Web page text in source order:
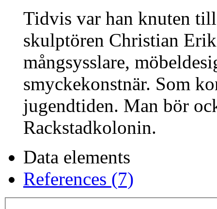
Tidvis var han knuten
skulptören Christian
mångsysslare,
smyckekonstnär. Som
jugendtiden. Man bör
Rackstadkolonin.
Data elements
References (7)